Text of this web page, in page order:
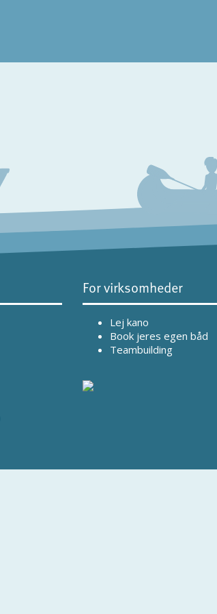
For virksomheder
Lej kano
Book jeres egen båd
Teambuilding